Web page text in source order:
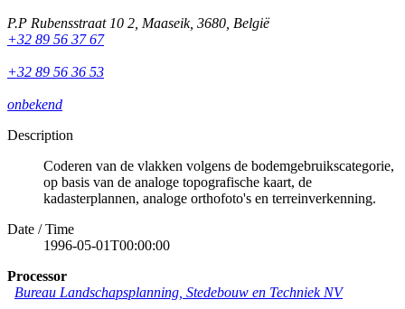
P.P Rubensstraat 10 2, Maaseik, 3680, België
+32 89 56 37 67
+32 89 56 36 53
onbekend
Description
Coderen van de vlakken volgens de bodemgebruikscategorie,
op basis van de analoge topografische kaart, de
kadasterplannen, analoge orthofoto's en terreinverkenning.
Date / Time
1996-05-01T00:00:00
Processor
Bureau Landschapsplanning, Stedebouw en Techniek NV